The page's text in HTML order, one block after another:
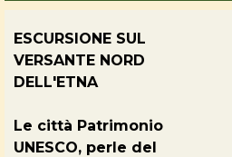
ESCURSIONE SUL
VERSANTE NORD
DELL'ETNA
Le città Patrimonio
UNESCO, perle del